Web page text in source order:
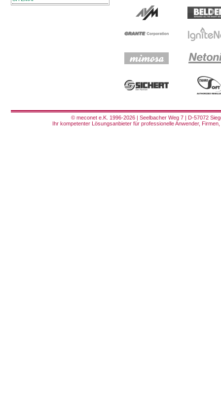
© meconet e.K. 1996-2026 | Seelbacher Weg 7 | D-57072
Ihr kompetenter Lösungsanbieter für professionelle Anwender,